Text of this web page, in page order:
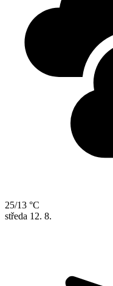
25/13 °C
středa 12. 8.